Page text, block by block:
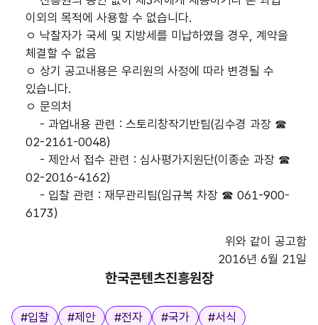
이외의 목적에 사용할 수 없습니다.
ㅇ 낙찰자가 국세 및 지방세를 미납하였을 경우, 계약을
체결할 수 없음
ㅇ 상기 공고내용은 우리원의 사정에 따라 변경될 수
있습니다.
ㅇ 문의처
- 과업내용 관련 : 스토리창작기반팀(김수경 과장 ☎
02-2161-0048)
- 제안서 접수 관련 : 심사평가지원단(이종순 과장 ☎
02-2016-4162)
- 입찰 관련 : 재무관리팀(임규복 차장 ☎ 061-900-
6173)
위와 같이 공고함
2016년 6월 21일
한국콘텐츠진흥원장
태그
#입찰 #제안 #전자 #국가 #서식